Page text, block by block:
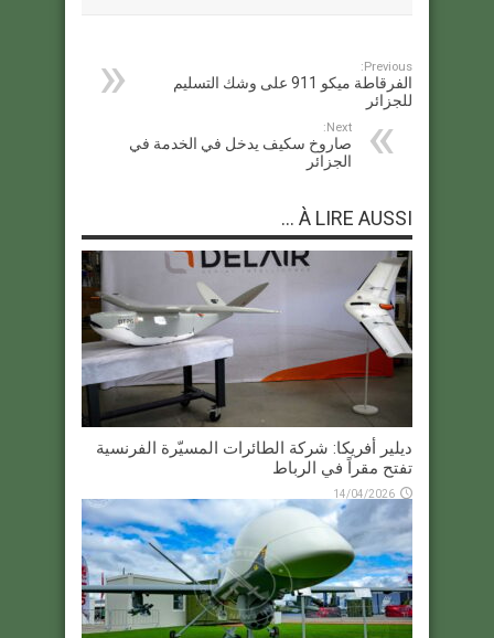
Previous:
الفرقاطة ميكو 911 على وشك التسليم
للجزائر
Next:
صاروخ سكيف يدخل في الخدمة في
الجزائر
À LIRE AUSSI ...
ديلير أفريكا: شركة الطائرات المسيّرة الفرنسية
تفتح مقراً في الرباط
14/04/2026